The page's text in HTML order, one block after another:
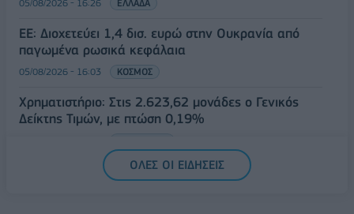
05/08/2026 - 16:26 ΕΛΛΑΔΑ
ΕΕ: Διοχετεύει 1,4 δισ. ευρώ στην Ουκρανία από
παγωμένα ρωσικά κεφάλαια
05/08/2026 - 16:03 ΚΟΣΜΟΣ
Χρηματιστήριο: Στις 2.623,62 μονάδες ο Γενικός
Δείκτης Τιμών, με πτώση 0,19%
ΟΛΕΣ ΟΙ ΕΙΔΗΣΕΙΣ